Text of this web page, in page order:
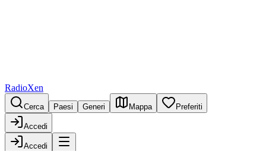
RadioXen
Cerca Paesi Generi Mappa Preferiti
Accedi
Accedi